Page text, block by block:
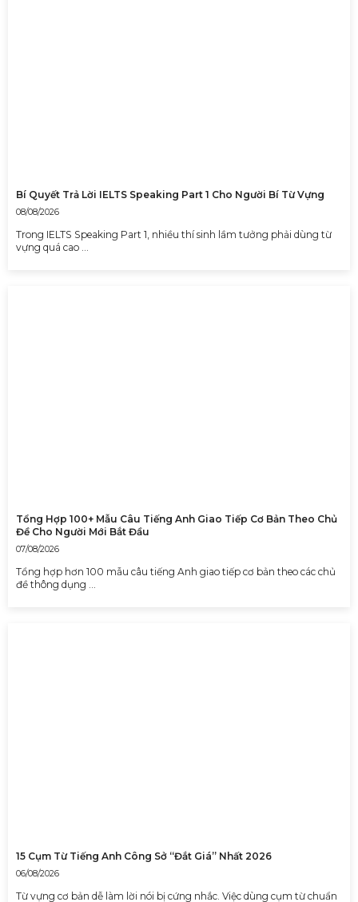
Bí Quyết Trả Lời IELTS Speaking Part 1 Cho Người Bí Từ Vựng
08/08/2026
Trong IELTS Speaking Part 1, nhiều thí sinh lầm tưởng phải dùng từ
vựng quá cao …
Tổng Hợp 100+ Mẫu Câu Tiếng Anh Giao Tiếp Cơ Bản Theo Chủ
Đề Cho Người Mới Bắt Đầu
07/08/2026
Tổng hợp hơn 100 mẫu câu tiếng Anh giao tiếp cơ bản theo các chủ
đề thông dụng …
15 Cụm Từ Tiếng Anh Công Sở “Đắt Giá” Nhất 2026
06/08/2026
Từ vựng cơ bản dễ làm lời nói bị cứng nhắc. Việc dùng cụm từ chuẩn